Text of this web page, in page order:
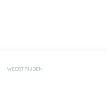
WEDSTRIJDEN